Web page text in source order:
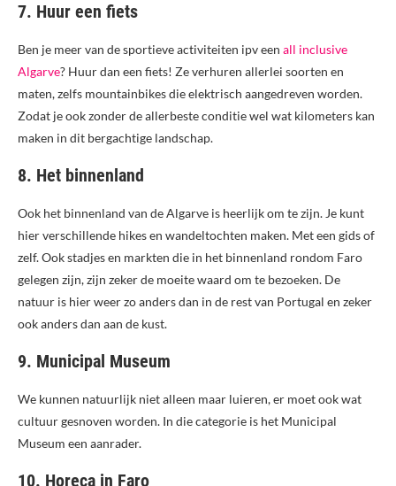
7. Huur een fiets
Ben je meer van de sportieve activiteiten ipv een all inclusive
Algarve? Huur dan een fiets! Ze verhuren allerlei soorten en
maten, zelfs mountainbikes die elektrisch aangedreven worden.
Zodat je ook zonder de allerbeste conditie wel wat kilometers kan
maken in dit bergachtige landschap.
8. Het binnenland
Ook het binnenland van de Algarve is heerlijk om te zijn. Je kunt
hier verschillende hikes en wandeltochten maken. Met een gids of
zelf. Ook stadjes en markten die in het binnenland rondom Faro
gelegen zijn, zijn zeker de moeite waard om te bezoeken. De
natuur is hier weer zo anders dan in de rest van Portugal en zeker
ook anders dan aan de kust.
9. Municipal Museum
We kunnen natuurlijk niet alleen maar luieren, er moet ook wat
cultuur gesnoven worden. In die categorie is het Municipal
Museum een aanrader.
10. Horeca in Faro